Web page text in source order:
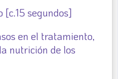
[c.15 segundos]
en el tratamiento,
nutrición de los